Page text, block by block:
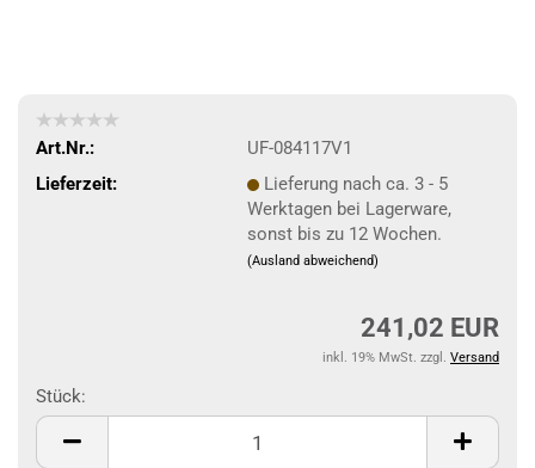
Art.Nr.:
UF-084117V1
Lieferzeit:
Lieferung nach ca. 3 - 5
Werktagen bei Lagerware,
sonst bis zu 12 Wochen.
(Ausland abweichend)
241,02 EUR
inkl. 19% MwSt. zzgl. Versand
Stück:
Stück